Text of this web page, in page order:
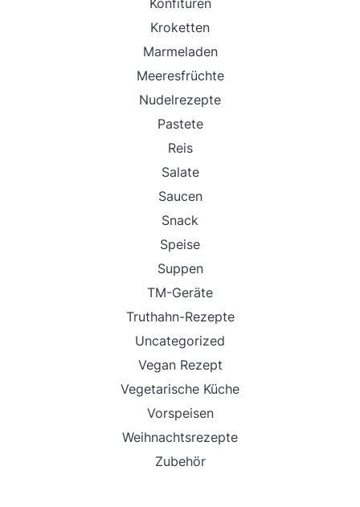
Kroketten
Marmeladen
Meeresfrüchte
Nudelrezepte
Pastete
Reis
Salate
Saucen
Snack
Speise
Suppen
TM-Geräte
Truthahn-Rezepte
Uncategorized
Vegan Rezept
Vegetarische Küche
Vorspeisen
Weihnachtsrezepte
Zubehör